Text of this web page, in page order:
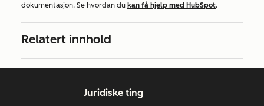
dokumentasjon. Se hvordan du kan få hjelp med HubSpot.
Relatert innhold
Juridiske ting